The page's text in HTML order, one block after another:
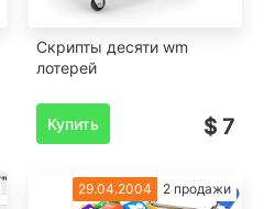
Скрипты десяти wm
лотерей
Купить $ 7
29.04.2004 2 продажи